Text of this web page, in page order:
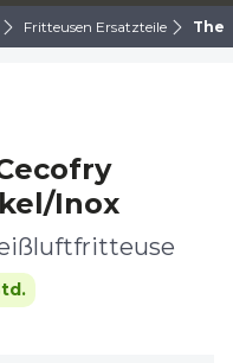
Fritteusen Ersatzteile
Inox